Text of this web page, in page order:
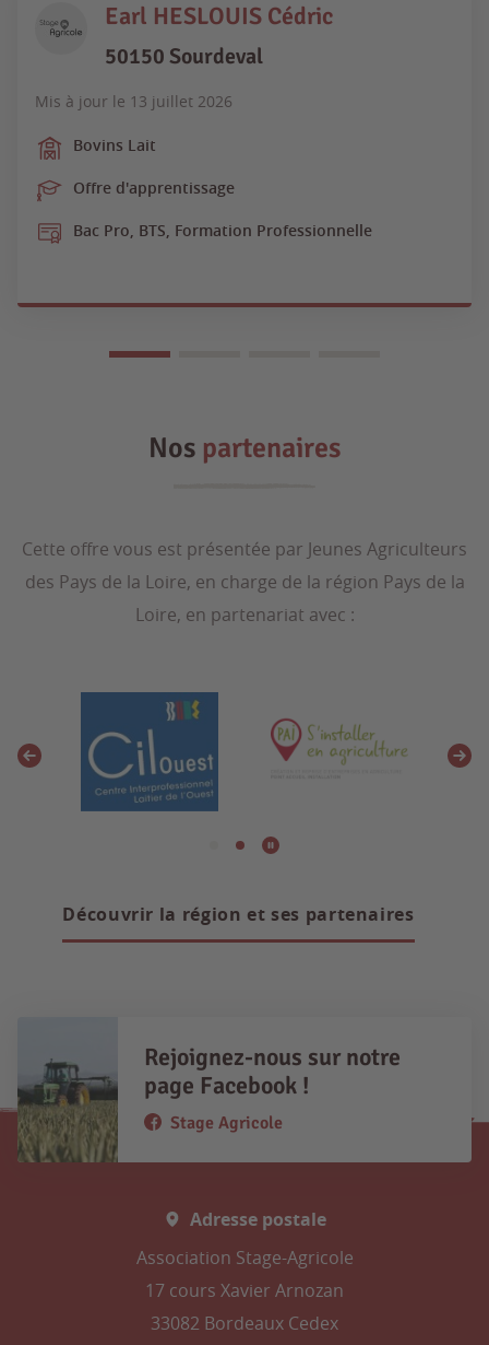
Earl HESLOUIS Cédric
50150 Sourdeval
Mis à jour le 13 juillet 2026
Bovins Lait
Offre d'apprentissage
Bac Pro, BTS, Formation Professionnelle
Nos partenaires
Cette offre vous est présentée par Jeunes Agriculteurs
des Pays de la Loire, en charge de la région Pays de la
Loire, en partenariat avec :
Découvrir la région et ses partenaires
Rejoignez-nous sur notre
page Facebook !
Stage Agricole
Adresse postale
Association Stage-Agricole
17 cours Xavier Arnozan
33082 Bordeaux Cedex